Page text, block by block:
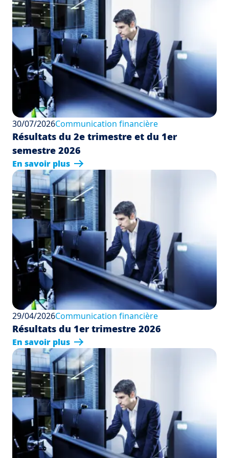
30/07/2026Communication financière
Résultats du 2e trimestre et du 1er
semestre 2026
En savoir plus
29/04/2026Communication financière
Résultats du 1er trimestre 2026
En savoir plus